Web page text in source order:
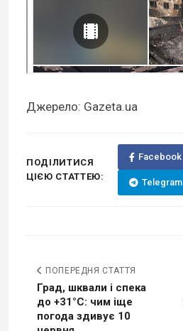
Джерело: Gazeta.ua
ПОДІЛИТИСЯ
ЦІЄЮ СТАТТЕЮ:
Facebook
Telegram
ПОПЕРЕДНЯ СТАТТЯ
Град, шквали і спека
до +31°С: чим іще
погода здивує 10